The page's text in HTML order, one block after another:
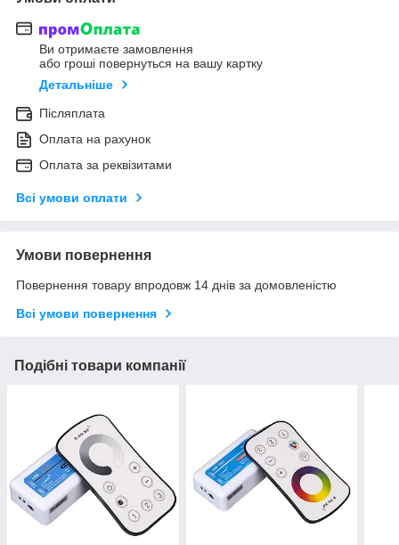
Ви отримаєте замовлення
або гроші повернуться на вашу картку
Детальніше
Післяплата
Оплата на рахунок
Оплата за реквізитами
Всі умови оплати
Умови повернення
Повернення товару впродовж 14 днів за домовленістю
Всі умови повернення
Подібні товари компанії